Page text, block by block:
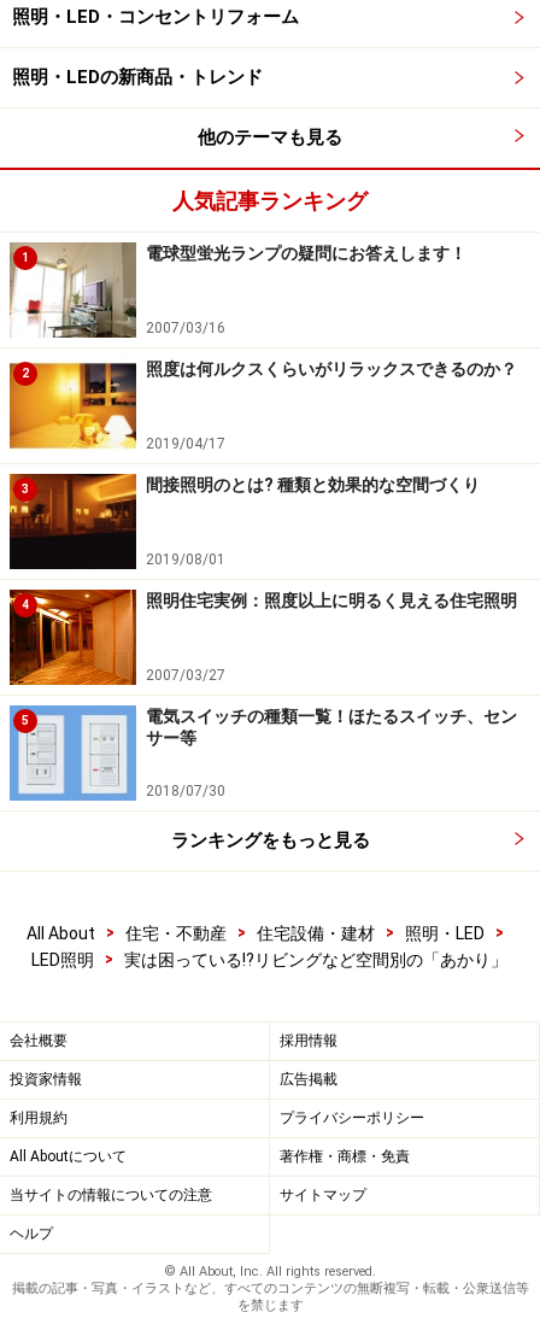
途や生活シーンに合わせてあかりを変えていかないと、
先に紹介した不満を解決することができず、満足のいく
あかりにはならないのです。
具体例を挙げて、もう少し詳しく説明しましょう。
リビングでは、テレビを見たり、おしゃべりをしたり、
お酒や食事を楽しんだりしますが、読書をしたり、お子
さんが勉強をしたりということもありますね。それぞれ
の異なるシーンにおいて全て同じあかりでは、くつろげ
ない、あたたかさや温もりが感じられないとか、明るさ
が足りなくて文字が読みにくいなど、不都合が生じるケ
ースがあるはずです。
同じようなことは、ダイニングでも起きると思います。
家族で食事をするのはもちろんのこと、ダイニングテー
ブルでちょっとした調べものをしたり、学校関係の書類
を見るということはありませんか？ お子さんが宿題を
するのをお母さんが見守ったりということもありそうで
すね。
子ども部屋では、どうでしょうか。子どもの個室ですか
ら、寝室として利用するのはもちろんですが、同時に、
同じ部屋で勉強したり、遊んだりもしますね。
ば、この問題は解決できますね。
います。同じ空間にいても、その場所でこなす用途はい
くつもあるのです。にもかかわらず、同じ明るさ、同じ
色の光のあかりでは、一つの用途に合わせてちょうどよ
いあかりにすることはできても、ほかのシーンでは不便
を我慢しながら過ごさなければならないということが多
いのです。
前述の悩みが示すように、いろいろな用途を考えてあか
りを選ばないと、さまざまな生活シーンに対応させるこ
照明・LED・コンセントリフォーム
照明・LEDの新商品・トレンド
他のテーマも見る
人気記事ランキング
1 電球型蛍光ランプの疑問にお答えします！
2007/03/16
2 照度は何ルクスくらいがリラックスできるのか？
2019/04/17
3 間接照明のとは? 種類と効果的な空間づくり
2019/08/01
4 照明住宅実例：照度以上に明るく見える住宅照明
2007/03/27
5
電気スイッチの種類一覧！ほたるスイッチ、セン
サー等
2018/07/30
ランキングをもっと見る
All About > 住宅・不動産 > 住宅設備・建材 > 照明・LED
>
LED照明
> 実は困っている!?リビングなど空間別の「あかり」
会社概要 採用情報
投資家情報 広告掲載
利用規約 プライバシーポリシー
All Aboutについて 著作権・商標・免責
当サイトの情報についての注意 サイトマップ
ヘルプ
© All About, Inc. All rights reserved.
掲載の記事・写真・イラストなど、すべてのコンテンツの無断複写・転載・公衆送信等
を禁じます